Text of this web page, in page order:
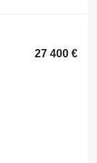
27 400 €